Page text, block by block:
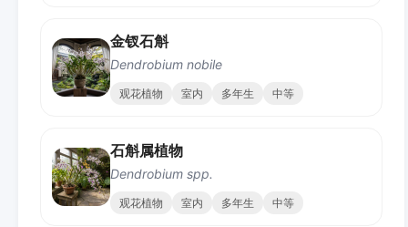
金钗石斛
Dendrobium nobile
观花植物 室内 多年生 中等
石斛属植物
Dendrobium spp.
观花植物 室内 多年生 中等